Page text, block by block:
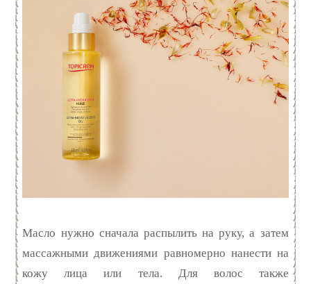
Масло нужно сначала распылить на руку, а затем
массажными движениями равномерно нанести на
кожу лица или тела. Для волос также